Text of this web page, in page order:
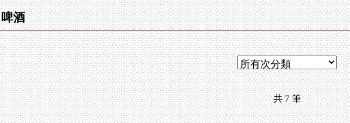
啤酒
共7筆